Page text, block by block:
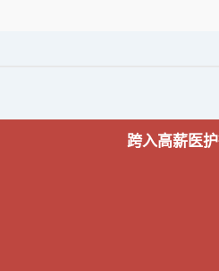
跨入高薪医